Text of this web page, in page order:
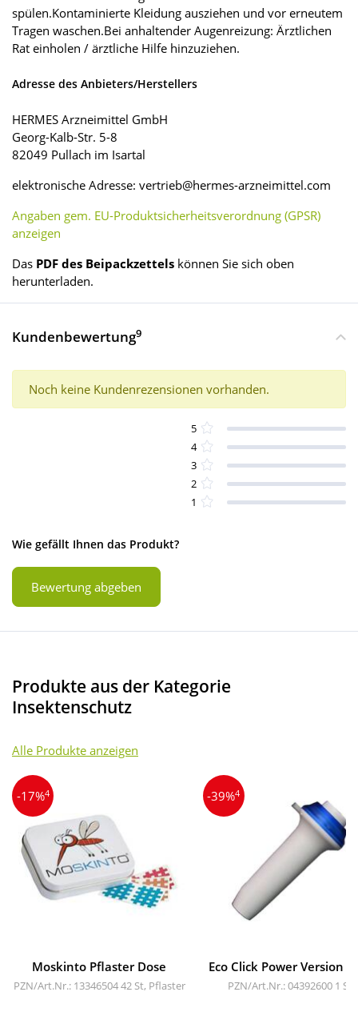
spülen.Kontaminierte Kleidung ausziehen und vor erneutem
Tragen waschen.Bei anhaltender Augenreizung: Ärztlichen
Rat einholen / ärztliche Hilfe hinzuziehen.
Adresse des Anbieters/Herstellers
HERMES Arzneimittel GmbH
Georg-Kalb-Str. 5-8
82049 Pullach im Isartal
elektronische Adresse: vertrieb@hermes-arzneimittel.com
Angaben gem. EU-Produktsicherheitsverordnung (GPSR)
anzeigen
Das PDF des Beipackzettels können Sie sich oben
herunterladen.
Kundenbewertung9
Noch keine Kundenrezensionen vorhanden.
5
4
3
2
1
Wie gefällt Ihnen das Produkt?
Bewertung abgeben
Produkte aus der Kategorie
Insektenschutz
Alle Produkte anzeigen
-17%4
Moskinto Pflaster Dose
PZN/Art.Nr.: 1334650442 St, Pflaster
-39%4
Eco Click Power Version
PZN/Art.Nr.: 04392600 1 St